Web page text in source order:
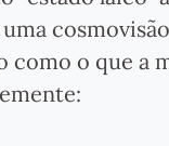
como o que a